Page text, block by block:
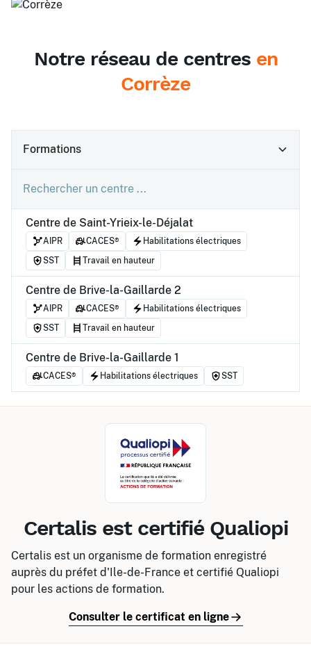
Notre réseau de centres en
Corrèze
Formations
Centre de Saint-Yrieix-le-Déjalat
AIPR CACES®
Habilitations électriques
SST
Travail en hauteur
Centre de Brive-la-Gaillarde 2
AIPR CACES®
Habilitations électriques
SST
Travail en hauteur
Centre de Brive-la-Gaillarde 1
CACES® Habilitations électriques SST
Certalis est certifié Qualiopi
Certalis est un organisme de formation enregistré
auprès du préfet d'Ile-de-France et certifié Qualiopi
pour les actions de formation.
Consulter le certificat en ligne